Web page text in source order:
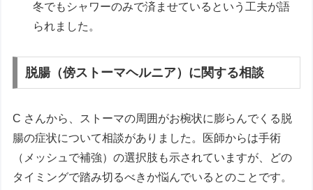
冬でもシャワーのみで済ませているという工夫が語
られました。
脱腸（傍ストーマヘルニア）に関する相談
C さんから、ストーマの周囲がお椀状に膨らんでくる脱
腸の症状について相談がありました。医師からは手術
（メッシュで補強）の選択肢も示されていますが、どの
タイミングで踏み切るべきか悩んでいるとのことです。